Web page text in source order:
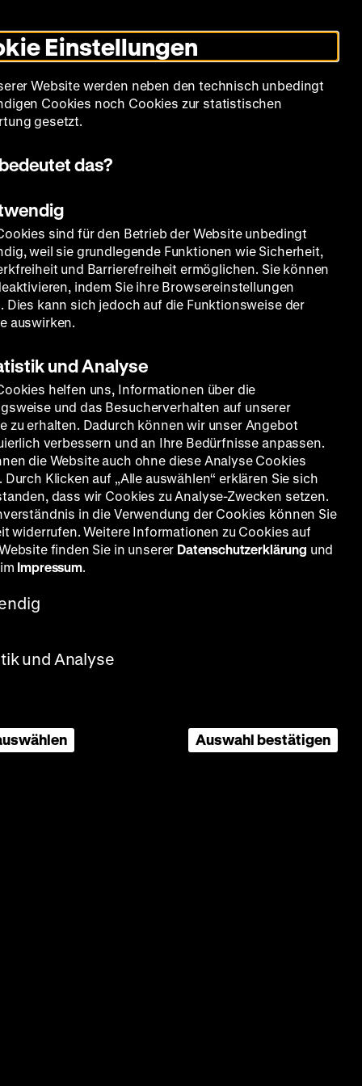
Modus
umschalten
Sprache
Filmreihen Über uns
des
Einstellungen
Website werden neben den technisch unbedingt
Cookies noch Cookies zur statistischen
gesetzt.
das?
sind für den Betrieb der Website unbedingt
weil sie grundlegende Funktionen wie Sicherheit,
und Barrierefreiheit ermöglichen. Sie können
indem Sie ihre Browsereinstellungen
Dies kann sich jedoch auf die Funktionsweise der
auswirken.
und Analyse
helfen uns, Informationen über die
und das Besucherverhalten auf unserer
zu erhalten. Dadurch können wir unser Angebot
verbessern und an Ihre Bedürfnisse anpassen.
die Website auch ohne diese Analyse Cookies
Durch Klicken auf „Alle auswählen“ erklären Sie sich
dass wir Cookies zu Analyse-Zwecken setzen.
in die Verwendung der Cookies können Sie
widerrufen. Weitere Informationen zu Cookies auf
finden Sie in unserer Datenschutzerklärung und
Impressum.
und Analyse
Auswahl bestätigen